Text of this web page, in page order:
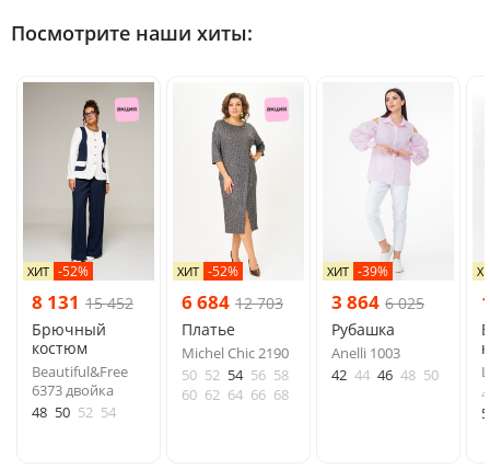
Посмотрите наши хиты:
ХИТ -52%
8 131 15 452
Брючный
костюм
Beautiful&Free
6373 двойка
48 50 52 54
ХИТ -52%
6 684 12 703
Платье
Michel Chic 2190
50 52 54 56 58
60 62 64 66 68
ХИТ -39%
3 864 6 025
Рубашка
Anelli 1003
42 44 46 48 50